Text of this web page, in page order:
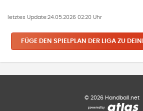
letztes Update:24.05.2026 02:20 Uhr
FÜGE DEN SPIELPLAN DER LIGA ZU
© 2026 Handball.net